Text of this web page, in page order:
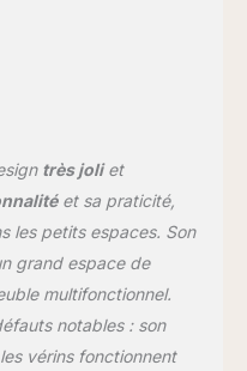
DURABLE]
de support
facile à soulever,
en bois
et les matériaux
la durabilité
de la table,
pas
très joliet
et sa praticité,
les petits espaces. Son
grand espace de
multifonctionnel.
notables : son
vérins fonctionnent